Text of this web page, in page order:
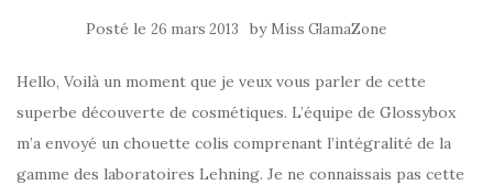
Posté le 26 mars 2013 by Miss GlamaZone
Hello, Voilà un moment que je veux vous parler de cette
superbe découverte de cosmétiques. L’équipe de Glossybox
m’a envoyé un chouette colis comprenant l’intégralité de la
gamme des laboratoires Lehning. Je ne connaissais pas cette